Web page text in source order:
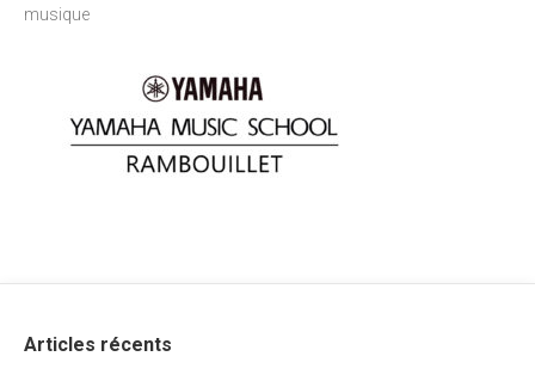
musique
Articles récents